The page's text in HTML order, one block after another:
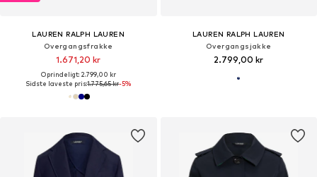
LAUREN RALPH LAUREN
Overgangsfrakke
1.671,20 kr
Oprindeligt: 2.799,00 kr
Sidste laveste pris:1.775,65 kr-5%
LAUREN RALPH LAUREN
Overgangsjakke
2.799,00 kr